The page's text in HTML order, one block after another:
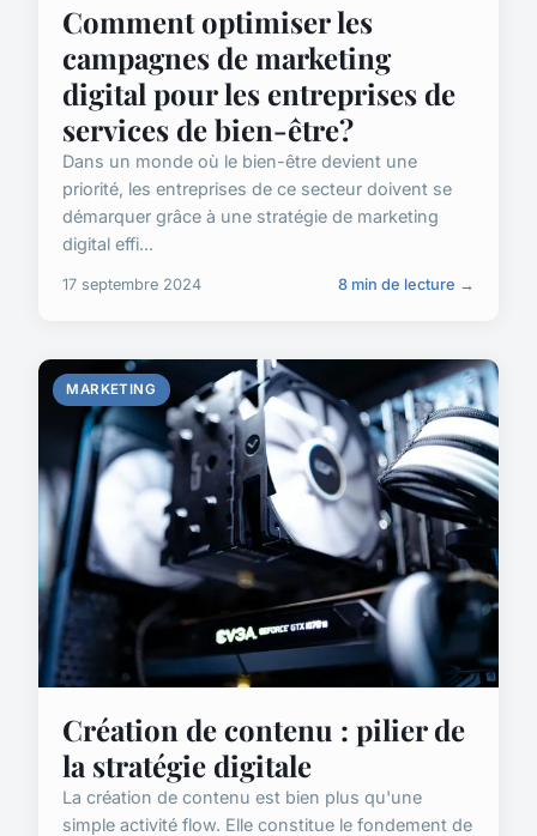
Comment optimiser les
campagnes de marketing
digital pour les entreprises de
services de bien-être?
Dans un monde où le bien-être devient une
priorité, les entreprises de ce secteur doivent se
démarquer grâce à une stratégie de marketing
digital effi...
17 septembre 2024 8 min de lecture →
MARKETING
Création de contenu : pilier de
la stratégie digitale
La création de contenu est bien plus qu'une
simple activité flow. Elle constitue le fondement de